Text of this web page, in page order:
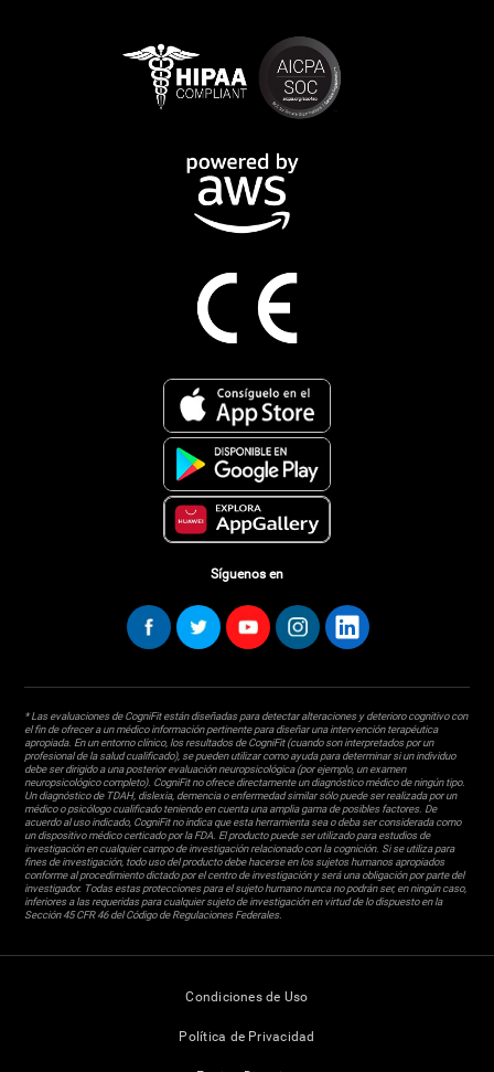
Síguenos en
* Las evaluaciones de CogniFit están diseñadas para detectar alteraciones y deterioro cognitivo con
el fin de ofrecer a un médico información pertinente para diseñar una intervención terapéutica
apropiada. En un entorno clínico, los resultados de CogniFit (cuando son interpretados por un
profesional de la salud cualificado), se pueden utilizar como ayuda para determinar si un individuo
debe ser dirigido a una posterior evaluación neuropsicológica (por ejemplo, un examen
neuropsicológico completo). CogniFit no ofrece directamente un diagnóstico médico de ningún tipo.
Un diagnóstico de TDAH, dislexia, demencia o enfermedad similar sólo puede ser realizada por un
médico o psicólogo cualificado teniendo en cuenta una amplia gama de posibles factores. De
acuerdo al uso indicado, CogniFit no indica que esta herramienta sea o deba ser considerada como
un dispositivo médico certicado por la FDA. El producto puede ser utilizado para estudios de
investigación en cualquier campo de investigación relacionado con la cognición. Si se utiliza para
fines de investigación, todo uso del producto debe hacerse en los sujetos humanos apropiados
conforme al procedimiento dictado por el centro de investigación y será una obligación por parte del
investigador. Todas estas protecciones para el sujeto humano nunca no podrán ser, en ningún caso,
inferiores a las requeridas para cualquier sujeto de investigación en virtud de lo dispuesto en la
Sección 45 CFR 46 del Código de Regulaciones Federales.
Condiciones de Uso
Política de Privacidad